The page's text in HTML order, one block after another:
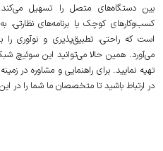
بین دستگاه‌های متصل را تسهیل
کسب‌وکارهای کوچک یا برنامه‌های نظارتی،
است که راحتی، تطبیق‌پذیری و نوآوری
می‌آورد. همین حالا می‌توانید این سوئیچ
تهیه نمایید. برای راهنمایی و مشاوره در
در ارتباط باشید تا متخصصان ما شما را در